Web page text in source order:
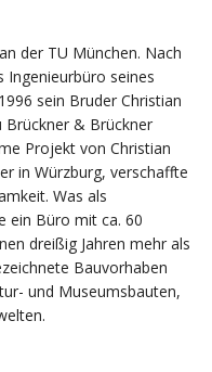
der TU München. Nach
Ingenieurbüro seines
sein Bruder Christian
& Brückner
Projekt von Christian
in Würzburg, verschaffte
Was als
ein Büro mit ca. 60
dreißig Jahren mehr als
Bauvorhaben
und Museumsbauten,